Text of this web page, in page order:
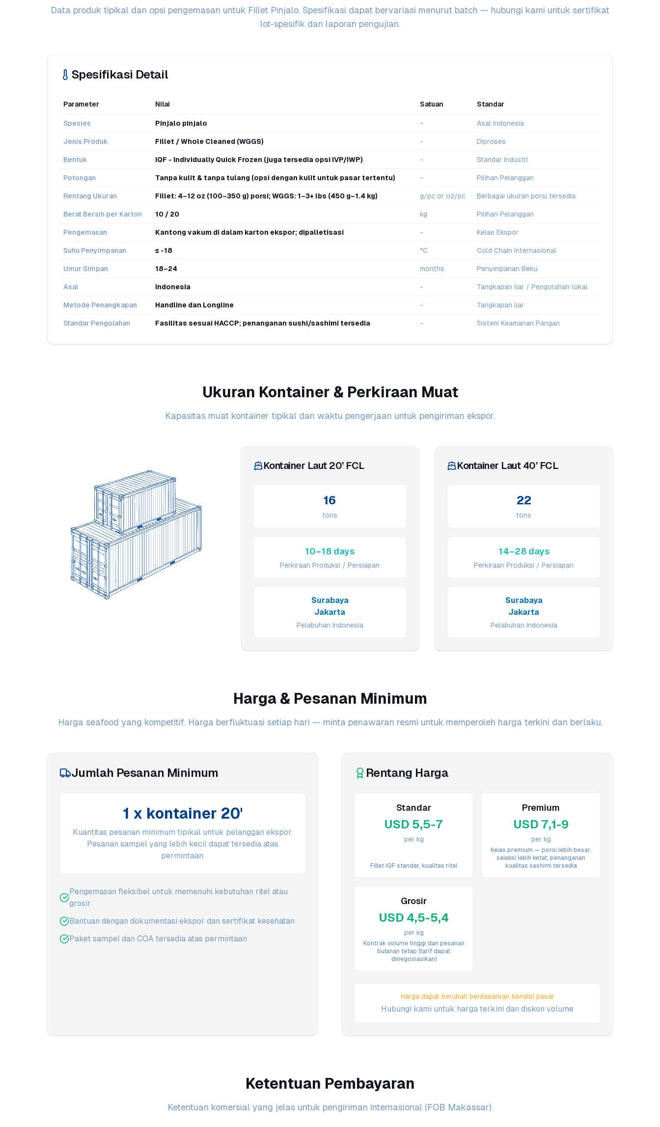
Data produk tipikal dan opsi pengemasan untuk Fillet Pinjalo. Spesifikasi dapat bervariasi menurut batch — hubungi kami untuk sertifikat
lot-spesifik dan laporan pengujian.
Spesifikasi Detail
Parameter Nilai Satuan Standar
Spesies Pinjalo pinjalo - Asal Indonesia
Jenis Produk Fillet / Whole Cleaned (WGGS) - Diproses
Bentuk IQF - Individually Quick Frozen (juga tersedia opsi IVP/IWP) - Standar Industri
Potongan Tanpa kulit & tanpa tulang (opsi dengan kulit untuk pasar tertentu) - Pilihan Pelanggan
Rentang Ukuran Fillet: 4–12 oz (100–350 g) porsi; WGGS: 1–3+ lbs (450 g–1.4 kg) g/pc or oz/pc Berbagai ukuran porsi tersedia
Berat Bersih per Karton 10 / 20 kg Pilihan Pelanggan
Pengemasan Kantong vakum di dalam karton ekspor; dipalletisasi - Kelas Ekspor
Suhu Penyimpanan ≤ -18 °C Cold Chain Internasional
Umur Simpan 18–24 months Penyimpanan Beku
Asal Indonesia - Tangkapan liar / Pengolahan lokal
Metode Penangkapan Handline dan Longline - Tangkapan liar
Standar Pengolahan Fasilitas sesuai HACCP; penanganan sushi/sashimi tersedia - Sistem Keamanan Pangan
Ukuran Kontainer & Perkiraan Muat
Kapasitas muat kontainer tipikal dan waktu pengerjaan untuk pengiriman ekspor.
Kontainer Laut 20’ FCL
16
tons
10–18 days
Perkiraan Produksi / Persiapan
Surabaya
Jakarta
Pelabuhan Indonesia
Kontainer Laut 40’ FCL
22
tons
14–28 days
Perkiraan Produksi / Persiapan
Surabaya
Jakarta
Pelabuhan Indonesia
Harga & Pesanan Minimum
Harga seafood yang kompetitif. Harga berfluktuasi setiap hari — minta penawaran resmi untuk memperoleh harga terkini dan berlaku.
Jumlah Pesanan Minimum
1 x kontainer 20'
Kuantitas pesanan minimum tipikal untuk pelanggan ekspor.
Pesanan sampel yang lebih kecil dapat tersedia atas
permintaan.
Pengemasan fleksibel untuk memenuhi kebutuhan ritel atau
grosir
Bantuan dengan dokumentasi ekspor dan sertifikat kesehatan
Paket sampel dan COA tersedia atas permintaan
Rentang Harga
Standar
USD 5,5-7
per kg
Fillet IQF standar, kualitas ritel
Premium
USD 7,1-9
per kg
Kelas premium — porsi lebih besar,
seleksi lebih ketat; penanganan
kualitas sashimi tersedia
Grosir
USD 4,5-5,4
per kg
Kontrak volume tinggi dan pesanan
bulanan tetap (tarif dapat
dinegosiasikan)
Harga dapat berubah berdasarkan kondisi pasar
Hubungi kami untuk harga terkini dan diskon volume
Ketentuan Pembayaran
Ketentuan komersial yang jelas untuk pengiriman internasional (FOB Makassar).